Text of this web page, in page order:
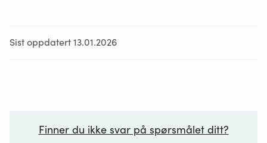
Sist oppdatert 13.01.2026
Finner du ikke svar på spørsmålet ditt?